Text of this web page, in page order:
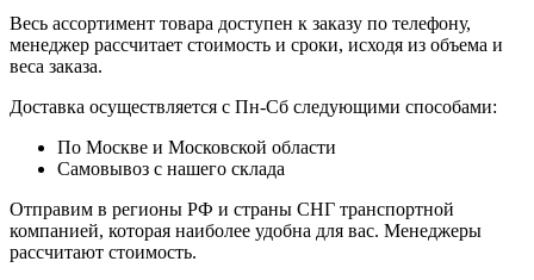
Весь ассортимент товара доступен к заказу по телефону,
менеджер рассчитает стоимость и сроки, исходя из объема и
веса заказа.
Доставка осуществляется с Пн-Сб следующими способами:
По Москве и Московской области
Самовывоз с нашего склада
Отправим в регионы РФ и страны СНГ транспортной
компанией, которая наиболее удобна для вас. Менеджеры
рассчитают стоимость.